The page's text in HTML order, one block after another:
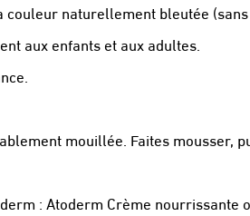
couleur naturellement bleutée
aux enfants et aux adultes.
mouillée. Faites mousser,
: Atoderm Crème nourrissante